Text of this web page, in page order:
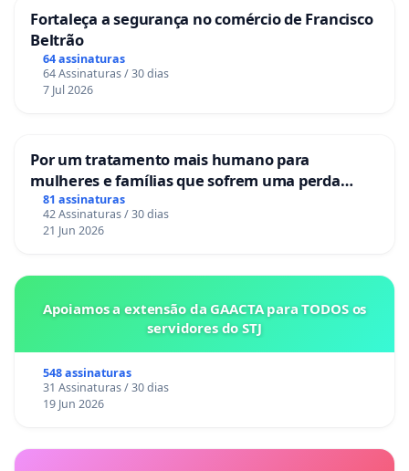
Fortaleça a segurança no comércio de Francisco
Beltrão
64 assinaturas
64 Assinaturas / 30 dias
7 Jul 2026
Por um tratamento mais humano para
mulheres e famílias que sofrem uma perda
gestacional nos hospitais portugueses
81 assinaturas
42 Assinaturas / 30 dias
21 Jun 2026
Apoiamos a extensão da GAACTA para TODOS os
servidores do STJ
548 assinaturas
31 Assinaturas / 30 dias
19 Jun 2026